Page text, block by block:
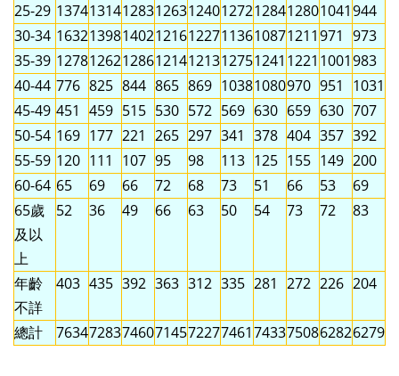
25-29 137413141283126312401272128412801041944
30-34 16321398140212161227113610871211971 973
35-39 1278126212861214121312751241 1221 1001983
40-44 776 825 844 865 869 10381080970 951
1031
45-49 451 459 515 530 572 569 630 659 630 707
50-54 169 177 221 265 297 341 378 404 357 392
55-59 120 111 107 95 98 113 125 155 149 200
60-64 65 69 66 72 68 73 51 66 53
69
65歲
及以
上
52 36 49 66 63 50 54 73 72 83
年齡
不詳
403 435 392 363 312 335 281 272 226 204
總計 7634728374607145722774617433750862826279